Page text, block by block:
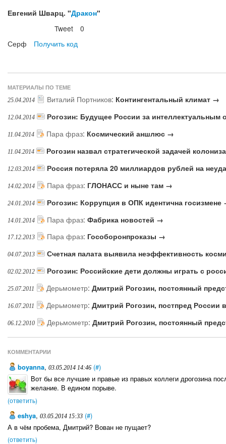
Евгений Шварц. "Дракон"
Tweet
0
Серф
Получить код
МАТЕРИАЛЫ ПО ТЕМЕ
25.04.2014 Виталий Портников: Контингентальный климат →
12.04.2014 Рогозин: Будущее России за
11.04.2014 Пара фраз: Космический аншлюс →
11.04.2014 Рогозин назвал стратегической задачей
12.03.2014 Россия потеряла 20 миллиардов рублей на
14.02.2014 Пара фраз: ГЛОНАСС и ныне там →
24.01.2014 Рогозин: Коррупция в ОПК идентична госизмене
14.01.2014 Пара фраз: Фабрика новостей →
17.12.2013 Пара фраз: Гособоронпроказы →
04.07.2013 Счетная палата выявила неэффективность
02.02.2012 Рогозин: Российские дети должны играть с
25.07.2011 Дерьмометр: Дмитрий Рогозин, постоянный
16.07.2011 Дерьмометр: Дмитрий Рогозин, постпред
06.12.2010 Дерьмометр: Дмитрий Рогозин, постоянный
КОММЕНТАРИИ
boyanna, 03.05.2014 14:46 (#)
Вот бы все лучшие и правые из правых коллеги дрогозина
желание. В едином порыве.
(ответить)
eshya, 03.05.2014 15:33 (#)
А в чём пробема, Дмитрий? Вован не пущает?
(ответить)